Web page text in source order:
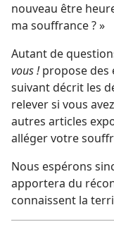
nouveau être
ma souffrance ? »
Autant de
vous !propose des
suivant décrit les
relever si vous
autres articles
alléger votre
Nous espérons
apportera du
connaissent la